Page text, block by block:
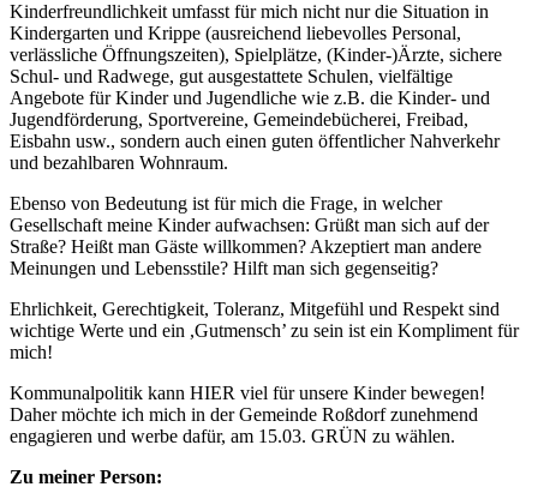
Kinderfreundlichkeit umfasst für mich nicht nur die Situation in
Kindergarten und Krippe (ausreichend liebevolles Personal,
verlässliche Öffnungszeiten), Spielplätze, (Kinder-)Ärzte, sichere
Schul- und Radwege, gut ausgestattete Schulen, vielfältige
Angebote für Kinder und Jugendliche wie z.B. die Kinder- und
Jugendförderung, Sportvereine, Gemeindebücherei, Freibad,
Eisbahn usw., sondern auch einen guten öffentlicher Nahverkehr
und bezahlbaren Wohnraum.
Ebenso von Bedeutung ist für mich die Frage, in welcher
Gesellschaft meine Kinder aufwachsen: Grüßt man sich auf der
Straße? Heißt man Gäste willkommen? Akzeptiert man andere
Meinungen und Lebensstile? Hilft man sich gegenseitig?
Ehrlichkeit, Gerechtigkeit, Toleranz, Mitgefühl und Respekt sind
wichtige Werte und ein ,Gutmensch’ zu sein ist ein Kompliment für
mich!
Kommunalpolitik kann HIER viel für unsere Kinder bewegen!
Daher möchte ich mich in der Gemeinde Roßdorf zunehmend
engagieren und werbe dafür, am 15.03. GRÜN zu wählen.
Zu meiner Person: